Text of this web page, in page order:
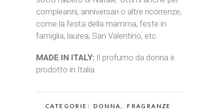
compleanni, anniversari o altre ricorrenze,
come la festa della mamma, feste in
famiglia, laurea, San Valentino, etc.
MADE IN ITALY: Il profumo da donna è
prodotto in Italia.
CATEGORIE: DONNA,
FRAGRANZE